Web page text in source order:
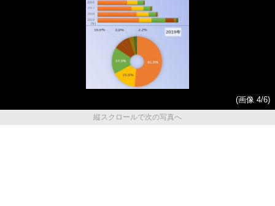
(画像 4/6)
縦スクロールで次の写真へ